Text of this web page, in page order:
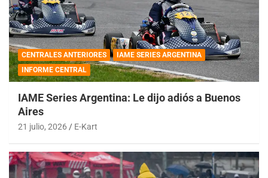
CENTRALES ANTERIORES
IAME SERIES ARGENTINA
INFORME CENTRAL
IAME Series Argentina: Le dijo adiós a Buenos
Aires
21 julio, 2026 E-Kart